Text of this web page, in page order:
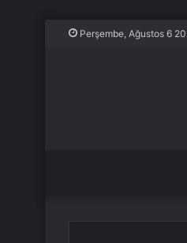
Perşembe, Ağustos 6